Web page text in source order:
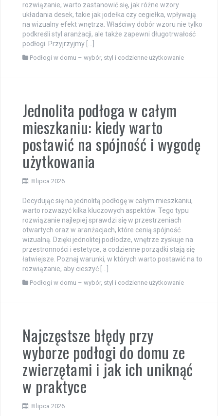
rozwiązanie, warto zastanowić się, jak różne wzory
układania desek, takie jak jodełka czy cegiełka, wpływają
na wizualny efekt wnętrza. Właściwy dobór wzoru nie tylko
podkreśli styl aranżacji, ale także zapewni długotrwałość
podłogi. Przyjrzyjmy […]
Podłogi w domu – wybór, styl i codzienne użytkowanie
Jednolita podłoga w całym
mieszkaniu: kiedy warto
postawić na spójność i wygodę
użytkowania
8 lipca 2026
Decydując się na jednolitą podłogę w całym mieszkaniu,
warto rozważyć kilka kluczowych aspektów. Tego typu
rozwiązanie najlepiej sprawdzi się w przestrzeniach
otwartych oraz w aranżacjach, które cenią spójność
wizualną. Dzięki jednolitej podłodze, wnętrze zyskuje na
przestronności i estetyce, a codzienne porządki stają się
łatwiejsze. Poznaj warunki, w których warto postawić na to
rozwiązanie, aby cieszyć […]
Podłogi w domu – wybór, styl i codzienne użytkowanie
Najczęstsze błędy przy
wyborze podłogi do domu ze
zwierzętami i jak ich uniknąć
w praktyce
8 lipca 2026